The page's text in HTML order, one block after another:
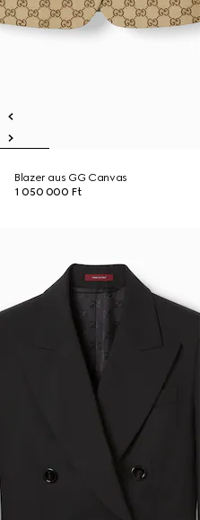
Blazer aus GG Canvas
1 050 000 Ft